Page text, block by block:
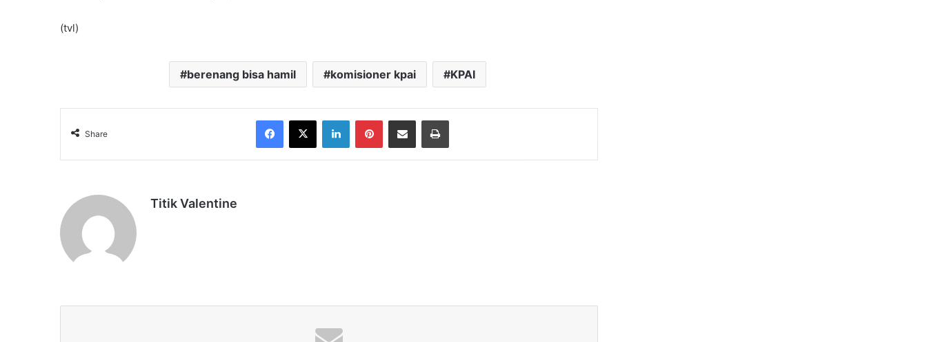
(tvl)
berenang bisa hamil komisioner kpai KPAI
Share
Facebook
X LinkedInPinterestShare via Email Print
Titik Valentine